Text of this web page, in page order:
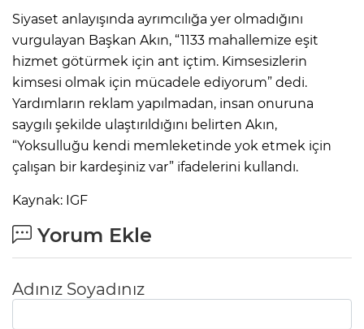
Siyaset anlayışında ayrımcılığa yer olmadığını
vurgulayan Başkan Akın, “1133 mahallemize eşit
hizmet götürmek için ant içtim. Kimsesizlerin
kimsesi olmak için mücadele ediyorum” dedi.
Yardımların reklam yapılmadan, insan onuruna
saygılı şekilde ulaştırıldığını belirten Akın,
“Yoksulluğu kendi memleketinde yok etmek için
çalışan bir kardeşiniz var” ifadelerini kullandı.
Kaynak: IGF
Yorum Ekle
Adınız Soyadınız